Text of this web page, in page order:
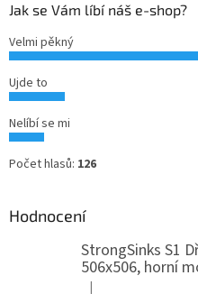
Jak se Vám líbí náš e-shop?
Velmi pěkný
Ujde to
Nelíbí se mi
Počet hlasů: 126
Hodnocení
StrongSinks S1
506x506, horní
Hodnocení produktu
|